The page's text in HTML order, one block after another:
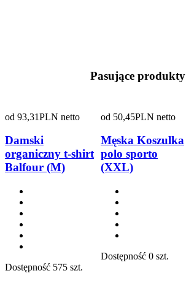
Pasujące produkty
od 93,31PLN netto
Damski
organiczny t-shirt
Balfour (M)
Dostępność 575 szt.
od 50,45PLN netto
Męska Koszulka
polo sporto
(XXL)
Dostępność 0 szt.